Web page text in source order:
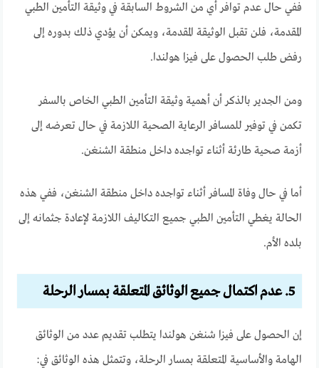
ففي حال عدم توافر أي من الشروط السابقة في وثيقة التأمين الطبي
المقدمة، فلن تقبل الوثيقة المقدمة، ويمكن أن يؤدي ذلك بدوره إلى
رفض طلب الحصول على فيزا هولندا.
ومن الجدير بالذكر أن أهمية وثيقة التأمين الطبي الخاص بالسفر
تكمن في توفير للمسافر الرعاية الصحية اللازمة في حال تعرضه إلى
أزمة صحية طارئة أثناء تواجده داخل منطقة الشنغن.
أما في حال وفاة المسافر أثناء تواجده داخل منطقة الشنغن، ففي هذه
الحالة يغطي التأمين الطبي جميع التكاليف اللازمة لإعادة جثمانه إلى
بلده الأم.
5. عدم اكتمال جميع الوثائق المتعلقة بمسار الرحلة
إن الحصول على فيزا شنغن هولندا يتطلب تقديم عدد من الوثائق
الهامة والأساسية المتعلقة بمسار الرحلة، وتتمثل هذه الوثائق في: